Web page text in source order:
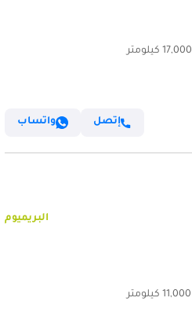
17,000 كيلومتر
إتصل واتساب
البريميوم
11,000 كيلومتر